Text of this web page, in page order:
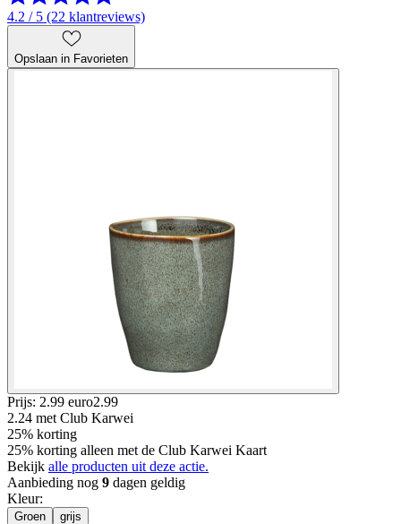
4.2 / 5 (22 klantreviews)
Opslaan in Favorieten
Prijs: 2.99 euro2.99
2.24 met Club Karwei
25% korting
25% korting alleen met de Club Karwei Kaart
Bekijk alle producten uit deze actie.
Aanbieding nog 9 dagen geldig
Kleur:
Groen grijs